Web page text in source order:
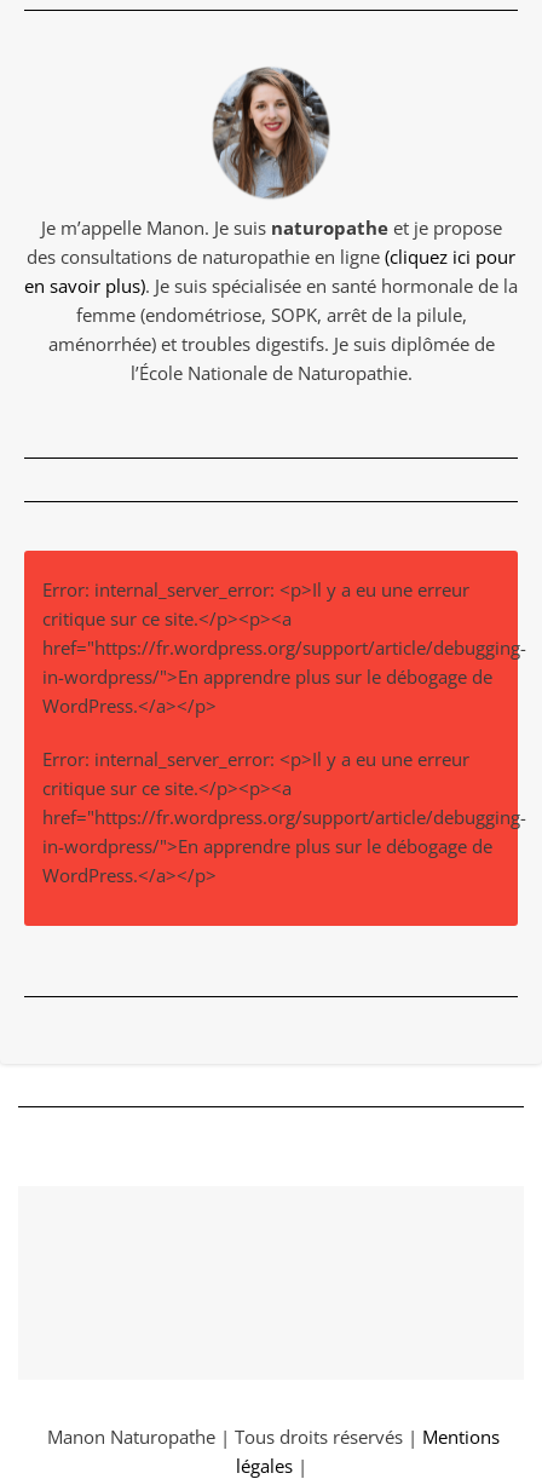
Je m’appelle Manon. Je suis naturopatheet je propose
des consultations de naturopathie en ligne (cliquez ici pour
en savoir plus). Je suis spécialisée en santé hormonale de la
femme (endométriose, SOPK, arrêt de la pilule,
aménorrhée) et troubles digestifs. Je suis diplômée de
l’École Nationale de Naturopathie.
Error: internal_server_error: <p>Il y a eu une erreur
critique sur ce site.</p><p><a
href="https://fr.wordpress.org/support/article/debugging-
in-wordpress/">En apprendre plus sur le débogage de
WordPress.</a></p>
Error: internal_server_error: <p>Il y a eu une erreur
critique sur ce site.</p><p><a
href="https://fr.wordpress.org/support/article/debugging-
in-wordpress/">En apprendre plus sur le débogage de
WordPress.</a></p>
Manon Naturopathe | Tous droits réservés | Mentions
légales|